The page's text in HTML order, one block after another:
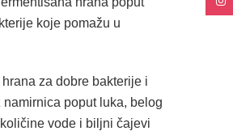
koje pomažu u
za dobre bakterije i
poput luka, belog
vode i biljni čajevi